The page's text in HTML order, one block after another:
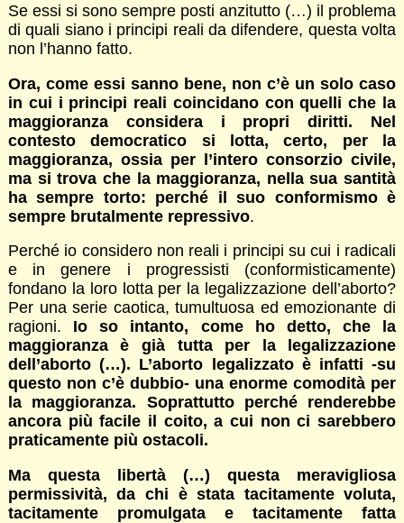
Se essi si sono sempre posti anzitutto (…) il problema
di quali siano i principi reali da difendere, questa volta
non l’hanno fatto.
Ora, come essi sanno bene, non c’è un solo caso
in cui i principi reali coincidano con quelli che la
maggioranza considera i propri diritti. Nel
contesto democratico si lotta, certo, per la
maggioranza, ossia per l’intero consorzio civile,
ma si trova che la maggioranza, nella sua santità
ha sempre torto: perché il suo conformismo è
sempre brutalmente repressivo.
Perché io considero non reali i principi su cui i radicali
e in genere i progressisti (conformisticamente)
fondano la loro lotta per la legalizzazione dell’aborto?
Per una serie caotica, tumultuosa ed emozionante di
ragioni. Io so intanto, come ho detto, che la
maggioranza è già tutta per la legalizzazione
dell’aborto (…). L’aborto legalizzato è infatti -su
questo non c’è dubbio- una enorme comodità per
la maggioranza. Soprattutto perché renderebbe
ancora più facile il coito, a cui non ci sarebbero
praticamente più ostacoli.
Ma questa libertà (…) questa meravigliosa
permissività, da chi è stata tacitamente voluta,
tacitamente promulgata e tacitamente fatta